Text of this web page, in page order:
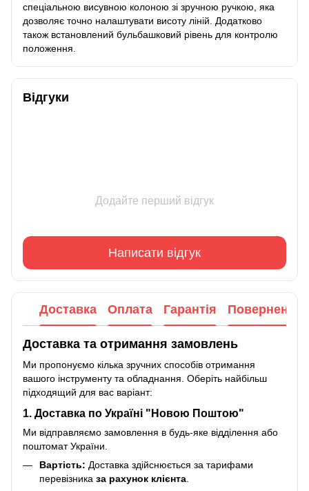
спеціальною висувною колоною зі зручною ручкою, яка
дозволяє точно налаштувати висоту ліній. Додатково
також встановлений бульбашковий рівень для контролю
положення.
Відгуки
Додайте перший відгук
Написати відгук
Доставка Оплата Гарантія Повернення
Доставка та отримання замовлень
Ми пропонуємо кілька зручних способів отримання
вашого інструменту та обладнання. Оберіть найбільш
підходящий для вас варіант:
1. Доставка по Україні "Новою Поштою"
Ми відправляємо замовлення в будь-яке відділення або
поштомат України.
Вартість: Доставка здійснюється за тарифами
перевізника за рахунок клієнта.